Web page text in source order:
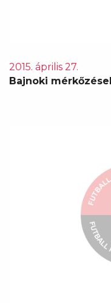
2015. április 27.
Bajnoki